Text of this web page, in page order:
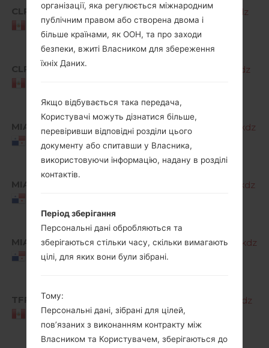
CLP
Peru
K220F10a_01_CLR_COM_OP_0620.kdz
CLP
K220F10a_02_CLR_COM_OP_0228.kdz
MIA
Panama
K220F10b_00_OPEN_SCA_OP_0613.kdz
MIA
K220F10c_00_OPEN_SCA_OP_1030.kdz
MIA
Panama
K220F10d_00_OPEN_SCA_OP_0307.kdz
TFP
Peru
K220F10a_02_MOV_COM_OP_0621.kdz
організації, яка регулюється міжнародним
публічним правом або створена двома і
більше країнами, як ООН, та про заходи
безпеки, вжиті Власником для збереження
їхніх Даних.
Якщо відбувається така передача,
Користувачі можуть дізнатися більше,
перевіривши відповідні розділи цього
документу або спитавши у Власника,
використовуючи інформацію, надану в розділі
контактів.
Період зберігання
Персональні дані обробляються та
зберігаються стільки часу, скільки вимагають
цілі, для яких вони були зібрані.
Тому:
Персональні дані, зібрані для цілей,
пов’язаних з виконанням контракту між
Власником та Користувачем, зберігаються до